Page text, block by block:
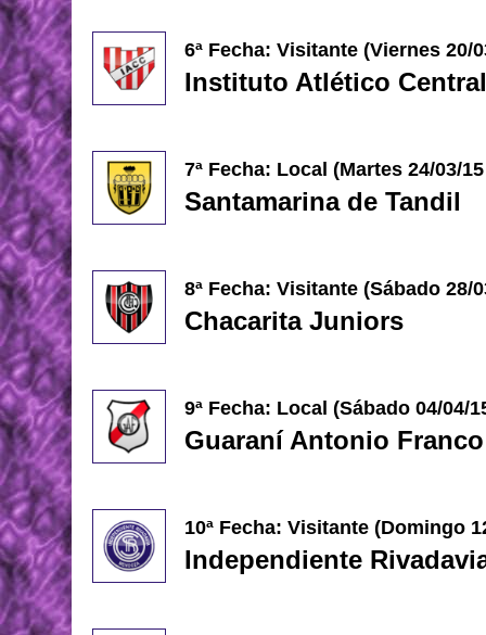
6ª Fecha: Visitante (Viernes 20/
Instituto Atlético
7ª Fecha: Local (Martes 24/03/
Santamarina de Tandil
8ª Fecha: Visitante (Sábado 28/
Chacarita Juniors
9ª Fecha: Local (Sábado 04/04/
Guaraní Antonio Franco
10ª Fecha: Visitante (Domingo
Independiente